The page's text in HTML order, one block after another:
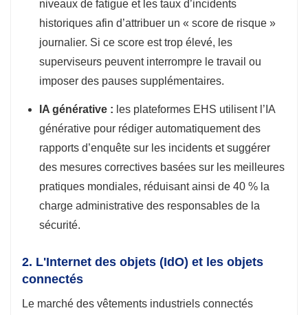
niveaux de fatigue et les taux d’incidents
historiques afin d’attribuer un « score de risque »
journalier. Si ce score est trop élevé, les
superviseurs peuvent interrompre le travail ou
imposer des pauses supplémentaires.
IA générative : les plateformes EHS utilisent l’IA
générative pour rédiger automatiquement des
rapports d’enquête sur les incidents et suggérer
des mesures correctives basées sur les meilleures
pratiques mondiales, réduisant ainsi de 40 % la
charge administrative des responsables de la
sécurité.
2. L'Internet des objets (IdO) et les objets
connectés
Le marché des vêtements industriels connectés